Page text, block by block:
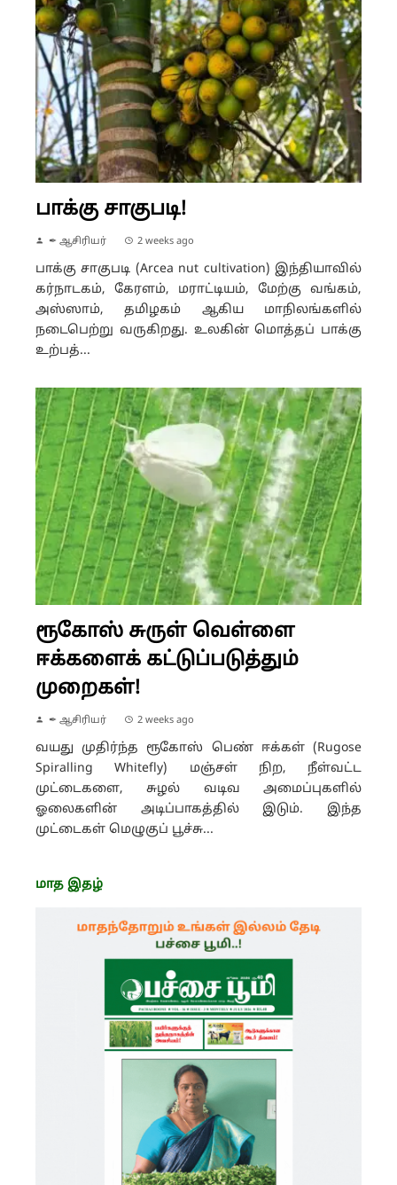
பாக்கு சாகுபடி!
✒ ஆசிரியர் 2 weeks ago
பாக்கு சாகுபடி (Arcea nut cultivation) இந்தியாவில்
கர்நாடகம், கேரளம், மராட்டியம், மேற்கு வங்கம்,
அஸ்ஸாம், தமிழகம் ஆகிய மாநிலங்களில்
நடைபெற்று வருகிறது. உலகின் மொத்தப் பாக்கு
உற்பத்...
ரூகோஸ் சுருள் வெள்ளை
ஈக்களைக் கட்டுப்படுத்தும்
முறைகள்!
✒ ஆசிரியர் 2 weeks ago
வயது முதிர்ந்த ரூகோஸ் பெண் ஈக்கள் (Rugose
Spiralling Whitefly) மஞ்சள் நிற, நீள்வட்ட
முட்டைகளை, சுழல் வடிவ அமைப்புகளில்
ஓலைகளின் அடிப்பாகத்தில் இடும். இந்த
முட்டைகள் மெழுகுப் பூச்சு...
மாத இதழ்